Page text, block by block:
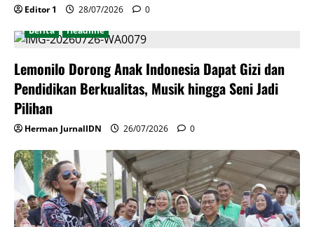
Editor 1 28/07/2026
0
Berita
Headline
Lemonilo Dorong Anak Indonesia Dapat Gizi dan
Pendidikan Berkualitas, Musik hingga Seni Jadi
Pilihan
Herman JurnalIDN 26/07/2026 0